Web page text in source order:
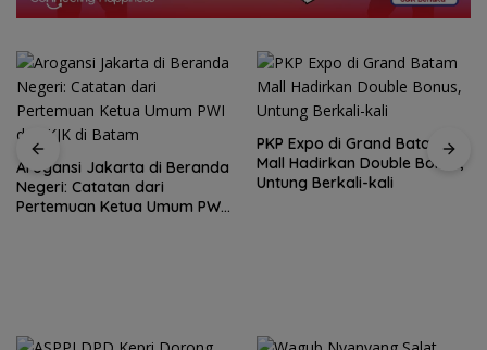
Arogansi Jakarta di Beranda
Negeri: Catatan dari
Pertemuan Ketua Umum PWI
PKP Expo di Grand Batam
Mall Hadirkan Double Bonus,
Untung Berkali-kali